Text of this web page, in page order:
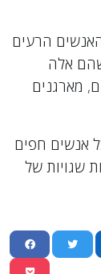
הרעים
אלה
מארגנים
אנשים חפים
שגויות של